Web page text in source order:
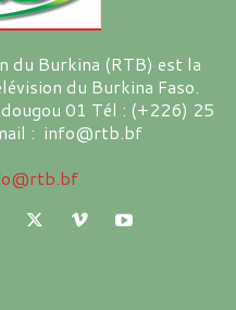
du Burkina (RTB) est la
du Burkina Faso.
01 Tél : (+226) 25
: info@rtb.bf